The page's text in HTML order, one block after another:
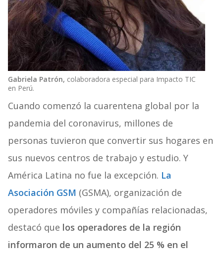
Gabriela Patrón, colaboradora especial para Impacto TIC
en Perú.
Cuando comenzó la cuarentena global por la
pandemia del coronavirus, millones de
personas tuvieron que convertir sus hogares en
sus nuevos centros de trabajo y estudio. Y
América Latina no fue la excepción. La
Asociación GSM (GSMA), organización de
operadores móviles y compañías relacionadas,
destacó que los operadores de la región
informaron de un aumento del 25 % en el